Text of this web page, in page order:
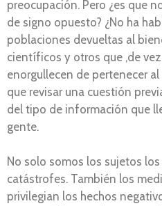
preocupación. Pero ¿es que
de signo opuesto? ¿No ha
poblaciones devueltas al
científicos y otros que ,de
enorgullecen de pertenecer
que revisar una cuestión
del tipo de información que
gente.
No solo somos los sujetos
catástrofes. También los
privilegian los hechos